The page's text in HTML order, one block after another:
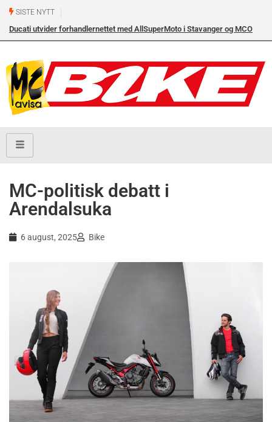
SISTE NYTT
Ducati utvider forhandlernettet med AllSuperMoto i Stavanger og MCO
MC-politisk debatt i
Arendalsuka
6 august, 2025 Bike